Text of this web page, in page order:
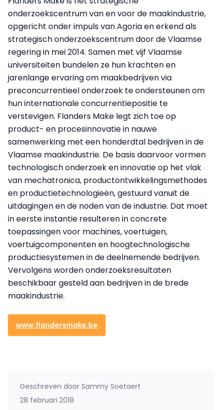
onderzoekscentrum van en voor de maakindustrie,
opgericht onder impuls van Agoria en erkend als
strategisch onderzoekscentrum door de Vlaamse
regering in mei 2014. Samen met vijf Vlaamse
universiteiten bundelen ze hun krachten en
jarenlange ervaring om maakbedrijven via
preconcurrentieel onderzoek te ondersteunen om
hun internationale concurrentiepositie te
verstevigen. Flanders Make legt zich toe op
product- en procesinnovatie in nauwe
samenwerking met een honderdtal bedrijven in de
Vlaamse maakindustrie. De basis daarvoor vormen
technologisch onderzoek en innovatie op het vlak
van mechatronica, productontwikkelingsmethodes
en productietechnologieën, gestuurd vanuit de
uitdagingen en de noden van de industrie. Dat moet
in eerste instantie resulteren in concrete
toepassingen voor machines, voertuigen,
voertuigcomponenten en hoogtechnologische
productiesystemen in de deelnemende bedrijven.
Vervolgens worden onderzoeksresultaten
beschikbaar gesteld aan bedrijven in de brede
maakindustrie.
www.flandersmake.be
Geschreven door Sammy Soetaert
28 februari 2018